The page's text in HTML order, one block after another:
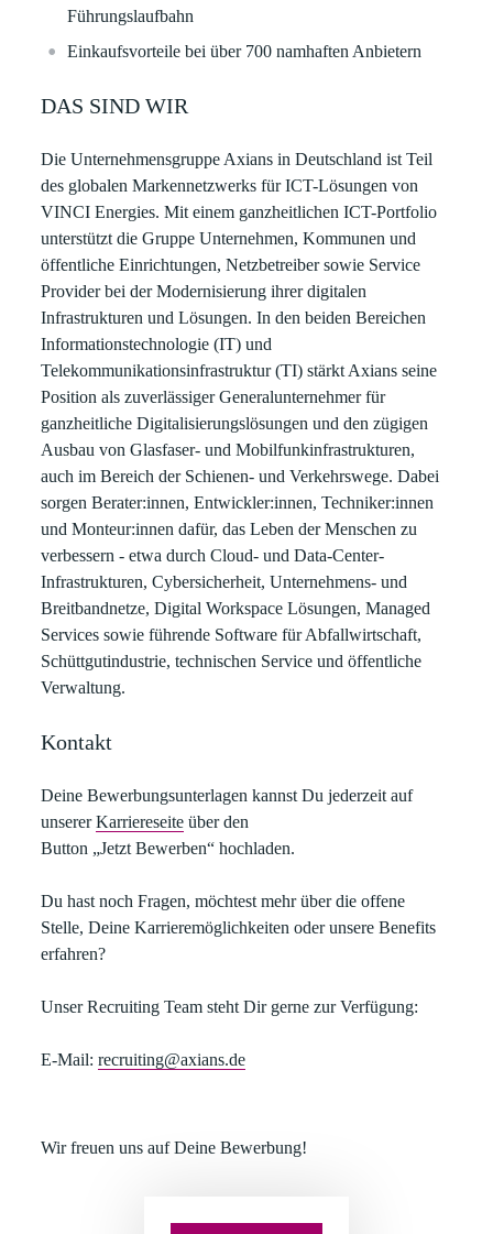
Führungslaufbahn
Einkaufsvorteile bei über 700 namhaften Anbietern
DAS SIND WIR
Die Unternehmensgruppe Axians in Deutschland ist Teil
des globalen Markennetzwerks für ICT-Lösungen von
VINCI Energies. Mit einem ganzheitlichen ICT-Portfolio
unterstützt die Gruppe Unternehmen, Kommunen und
öffentliche Einrichtungen, Netzbetreiber sowie Service
Provider bei der Modernisierung ihrer digitalen
Infrastrukturen und Lösungen. In den beiden Bereichen
Informationstechnologie (IT) und
Telekommunikationsinfrastruktur (TI) stärkt Axians seine
Position als zuverlässiger Generalunternehmer für
ganzheitliche Digitalisierungslösungen und den zügigen
Ausbau von Glasfaser- und Mobilfunkinfrastrukturen,
auch im Bereich der Schienen- und Verkehrswege. Dabei
sorgen Berater:innen, Entwickler:innen, Techniker:innen
und Monteur:innen dafür, das Leben der Menschen zu
verbessern - etwa durch Cloud- und Data-Center-
Infrastrukturen, Cybersicherheit, Unternehmens- und
Breitbandnetze, Digital Workspace Lösungen, Managed
Services sowie führende Software für Abfallwirtschaft,
Schüttgutindustrie, technischen Service und öffentliche
Verwaltung.
Kontakt
Deine Bewerbungsunterlagen kannst Du jederzeit auf
unsererKarriereseite über den
Button „Jetzt Bewerben“ hochladen.​
Du hast noch Fragen, möchtest mehr über die offene
Stelle, Deine Karrieremöglichkeiten oder unsere Benefits
erfahren?​
Unser Recruiting Team steht Dir gerne zur Verfügung:​
E-Mail: recruiting@axians.de
​Wir freuen uns auf Deine Bewerbung!